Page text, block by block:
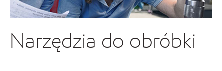
Narzędzia do obróbki